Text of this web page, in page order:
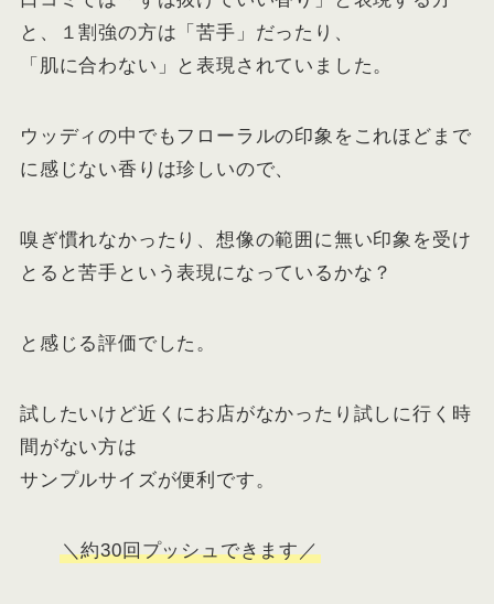
と、１割強の方は「苦手」だったり、
「肌に合わない」と表現されていました。
ウッディの中でもフローラルの印象をこれほどまで
に感じない香りは珍しいので、
嗅ぎ慣れなかったり、想像の範囲に無い印象を受け
とると苦手という表現になっているかな？
と感じる評価でした。
試したいけど近くにお店がなかったり試しに行く時
間がない方は
サンプルサイズが便利です。
＼約30回プッシュできます／